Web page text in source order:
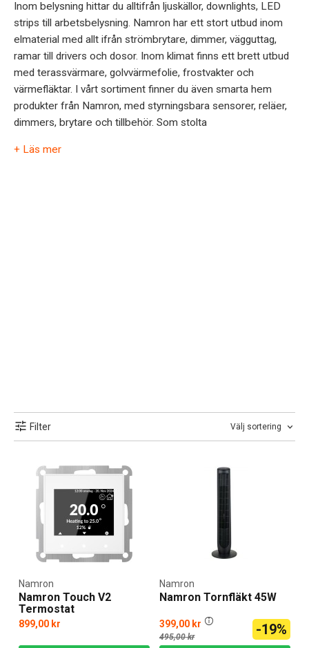
Inom belysning hittar du alltifrån ljuskällor, downlights, LED
strips till arbetsbelysning. Namron har ett stort utbud inom
elmaterial med allt ifrån strömbrytare, dimmer, vägguttag,
ramar till drivers och dosor. Inom klimat finns ett brett utbud
med terassvärmare, golvvärmefolie, frostvakter och
värmefläktar. I vårt sortiment finner du även smarta hem
produkter från Namron, med styrningsbara sensorer, reläer,
dimmers, brytare och tillbehör. Som stolta
+ Läs mer
Filter Välj sortering
Namron Touch V2
Termostat
Namron
899,00 kr
Namron Tornfläkt 45W
Namron
399,00 kr
495,00 kr -19%